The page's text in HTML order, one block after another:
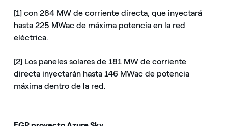
[1] con 284 MW de corriente directa, que inyectará
hasta 225 MWac de máxima potencia en la red
eléctrica.
[2] Los paneles solares de 181 MW de corriente
directa inyectarán hasta 146 MWac de potencia
máxima dentro de la red.